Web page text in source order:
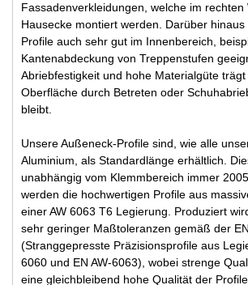
Fassadenverkleidungen, welche im rechten
Hausecke montiert werden. Darüber
Profile auch sehr gut im Innenbereich,
Kantenabdeckung von Treppenstufen
Abriebfestigkeit und hohe Materialgüte
Oberfläche durch Betreten oder
bleibt.
Unsere Außeneck-Profile sind, wie alle
Aluminium, als Standardlänge erhältlich.
unabhängig vom Klemmbereich immer
werden die hochwertigen Profile aus
einer AW 6063 T6 Legierung. Produziert
sehr geringer Maßtoleranzen gemäß der
(Stranggepresste Präzisionsprofile aus
6060 und EN AW-6063), wobei strenge
eine gleichbleibend hohe Qualität der